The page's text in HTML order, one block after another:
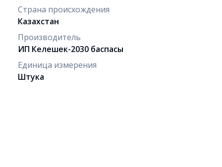
Страна происхождения
Казахстан
Производитель
ИП Келешек-2030 баспасы
Единица измерения
Штука